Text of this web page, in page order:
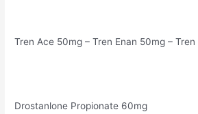
Tren Ace 50mg – Tren Enan 50mg –
Drostanlone Propionate 60mg